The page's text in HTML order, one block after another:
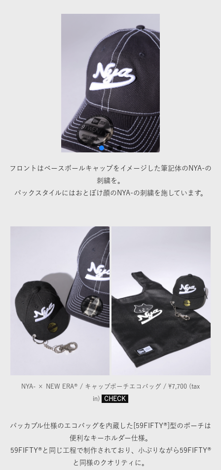
フロントはベースボールキャップをイメージした筆記体のNYA-の
刺繍を。
バックスタイルにはおとぼけ顔のNYA-の刺繍を施しています。
NYA- × NEW ERA® / キャップポーチエコバッグ / ¥7,700 (tax
in)
CHECK
パッカブル仕様のエコバッグを内蔵した[59FIFTY®]型のポーチは
便利なキーホルダー仕様。
59FIFTY®と同じ工程で制作されており、小ぶりながら59FIFTY®
と同様のクオリティに。